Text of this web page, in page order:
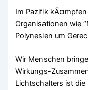
Im Pazifik
Organisationen wie
Polynesien um
Wir Menschen
Wirkungs-
Lichtschalters ist